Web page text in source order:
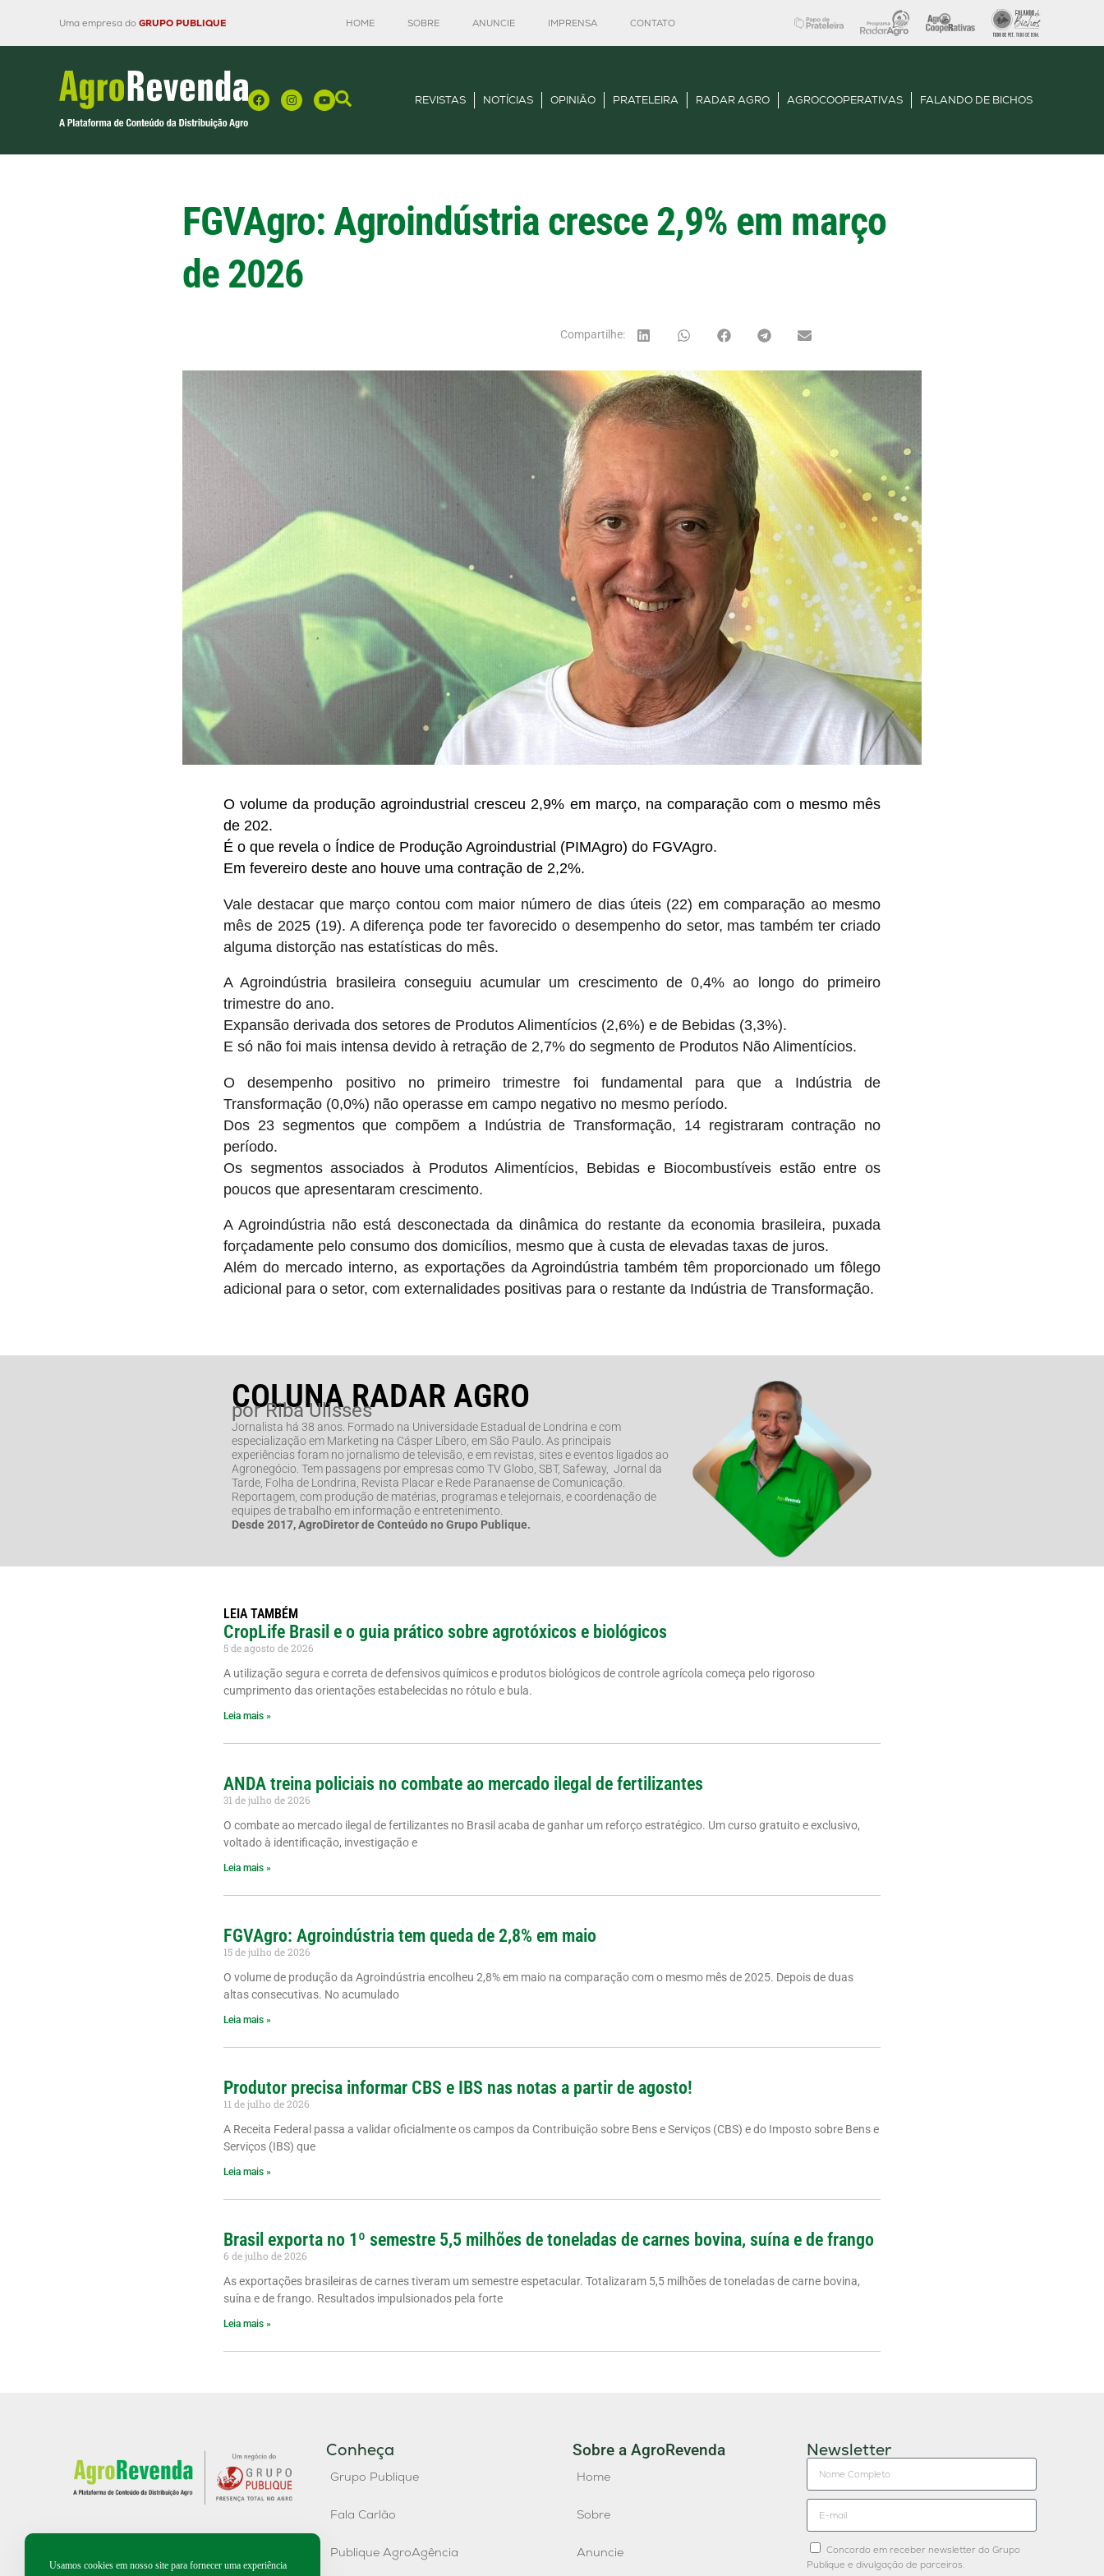
Uma empresa do GRUPO PUBLIQUE HOME SOBRE ANUNCIE IMPRENSA CONTATO
REVISTAS NOTÍCIAS OPINIÃO PRATELEIRA RADAR AGRO AGROCOOPERATIVAS FALANDO DE BICHOS
FGVAgro: Agroindústria cresce 2,9% em março
de 2026
Compartilhe:
O volume da produção agroindustrial cresceu 2,9% em março, na comparação com o mesmo mês
de 202.
É o que revela o Índice de Produção Agroindustrial (PIMAgro) do FGVAgro.
Em fevereiro deste ano houve uma contração de 2,2%.
Vale destacar que março contou com maior número de dias úteis (22) em comparação ao mesmo
mês de 2025 (19). A diferença pode ter favorecido o desempenho do setor, mas também ter criado
alguma distorção nas estatísticas do mês.
A Agroindústria brasileira conseguiu acumular um crescimento de 0,4% ao longo do primeiro
trimestre do ano.
Expansão derivada dos setores de Produtos Alimentícios (2,6%) e de Bebidas (3,3%).
E só não foi mais intensa devido à retração de 2,7% do segmento de Produtos Não Alimentícios.
O desempenho positivo no primeiro trimestre foi fundamental para que a Indústria de
Transformação (0,0%) não operasse em campo negativo no mesmo período.
Dos 23 segmentos que compõem a Indústria de Transformação, 14 registraram contração no
período.
Os segmentos associados à Produtos Alimentícios, Bebidas e Biocombustíveis estão entre os
poucos que apresentaram crescimento.
A Agroindústria não está desconectada da dinâmica do restante da economia brasileira, puxada
forçadamente pelo consumo dos domicílios, mesmo que à custa de elevadas taxas de juros.
Além do mercado interno, as exportações da Agroindústria também têm proporcionado um fôlego
adicional para o setor, com externalidades positivas para o restante da Indústria de Transformação.
COLUNA RADAR AGRO
por Riba Ulisses
Jornalista há 38 anos. Formado na Universidade Estadual de Londrina e com
especialização em Marketing na Cásper Líbero, em São Paulo. As principais
experiências foram no jornalismo de televisão, e em revistas, sites e eventos ligados ao
Agronegócio. Tem passagens por empresas como TV Globo, SBT, Safeway, Jornal da
Tarde, Folha de Londrina, Revista Placar e Rede Paranaense de Comunicação.
Reportagem, com produção de matérias, programas e telejornais, e coordenação de
equipes de trabalho em informação e entretenimento.
Desde 2017, AgroDiretor de Conteúdo no Grupo Publique.
LEIA TAMBÉM
CropLife Brasil e o guia prático sobre agrotóxicos e biológicos
5 de agosto de 2026
A utilização segura e correta de defensivos químicos e produtos biológicos de controle agrícola começa pelo rigoroso
cumprimento das orientações estabelecidas no rótulo e bula.
Leia mais »
ANDA treina policiais no combate ao mercado ilegal de fertilizantes
31 de julho de 2026
O combate ao mercado ilegal de fertilizantes no Brasil acaba de ganhar um reforço estratégico. Um curso gratuito e exclusivo,
voltado à identificação, investigação e
Leia mais »
FGVAgro: Agroindústria tem queda de 2,8% em maio
15 de julho de 2026
O volume de produção da Agroindústria encolheu 2,8% em maio na comparação com o mesmo mês de 2025. Depois de duas
altas consecutivas. No acumulado
Leia mais »
Produtor precisa informar CBS e IBS nas notas a partir de agosto!
11 de julho de 2026
A Receita Federal passa a validar oficialmente os campos da Contribuição sobre Bens e Serviços (CBS) e do Imposto sobre Bens e
Serviços (IBS) que
Leia mais »
Brasil exporta no 1º semestre 5,5 milhões de toneladas de carnes bovina, suína e de frango
6 de julho de 2026
As exportações brasileiras de carnes tiveram um semestre espetacular. Totalizaram 5,5 milhões de toneladas de carne bovina,
suína e de frango. Resultados impulsionados pela forte
Leia mais »
Conheça
Grupo Publique
Fala Carlão
Publique AgroAgência
Sobre a AgroRevenda
Home
Sobre
Anuncie
Newsletter
Concordo em receber newsletter do Grupo
Publique e divulgação de parceiros.
Usamos cookies em nosso site para fornecer uma experiência